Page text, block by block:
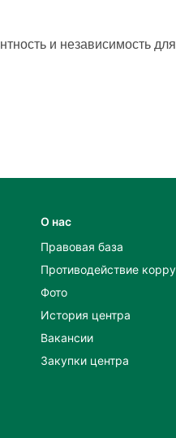
и независимость
О нас
Правовая база
Противодействие
Фото
История центра
Вакансии
Закупки центра